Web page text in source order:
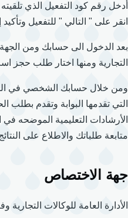
أدخل رقم كود التفعيل الذي
انقر على " التالي " للتفعيل
بعد الدخول الى حسابك ومن الجهة
التجارية ومنها اختار طلب حجز
ومن خلال حسابك الشخصي في
التي تقدمها البوابة وتقدم
الأرشادات التعليمية الموضحه
متابعة طلباتك والاطلاع على
جهة الاختصاص
الأدارة العامة للوكالات التجارية